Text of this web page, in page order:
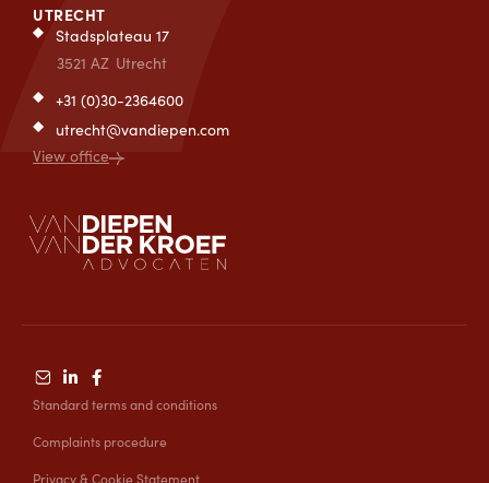
UTRECHT
Stadsplateau 17
3521 AZ Utrecht
+31 (0)30-2364600
utrecht@vandiepen.com
View office
Standard terms and conditions
Complaints procedure
Privacy & Cookie Statement